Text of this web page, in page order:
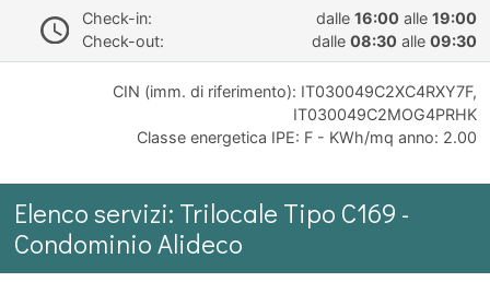
Check-in: dalle 16:00 alle 19:00
Check-out:
dalle 08:30 alle 09:30
CIN (imm. di riferimento): IT030049C2XC4RXY7F,
IT030049C2MOG4PRHK
Classe energetica IPE: F - KWh/mq anno: 2.00
Elenco servizi: Trilocale Tipo C169 -
Condominio Alideco